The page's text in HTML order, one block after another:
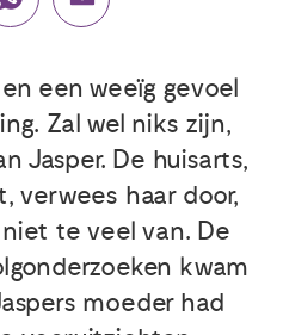
een weeïg gevoel
Zal wel niks zijn,
Jasper. De huisarts,
verwees haar door,
te veel van. De
kwam
moeder had